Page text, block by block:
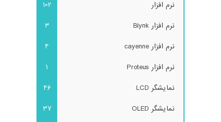
نرم افزار
102
نرم افزار Blynk
3
نرم افزار cayenne
4
نرم افزار Proteus
1
نمایشگر LCD
46
نمایشگر OLED
37